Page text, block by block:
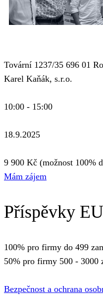
Tovární 1237/35 696 01
Karel Kaňák, s.r.o.
10:00 - 15:00
18.9.2025
9 900 Kč (možnost 100%
Mám zájem
Příspěvky
100% pro firmy do 499
50% pro firmy 500 - 3000
Bezpečnost a ochrana